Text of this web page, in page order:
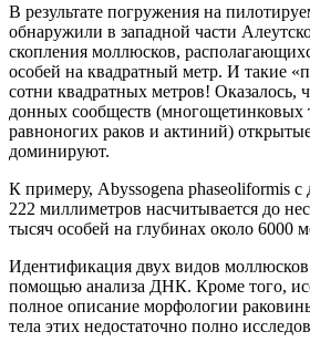
В результате погружения на
обнаружили в западной части
скопления моллюсков,
особей на квадратный метр. И такие
сотни квадратных метров! Оказалось,
донных сообществ (многощетинковых
равноногих раков и актиний)
доминируют.
К примеру, Abyssogena phaseoliformis
222 миллиметров насчитывается до
тысяч особей на глубинах около 6000
Идентификация двух видов
помощью анализа ДНК. Кроме того,
полное описание морфологии
тела этих недостаточно полно